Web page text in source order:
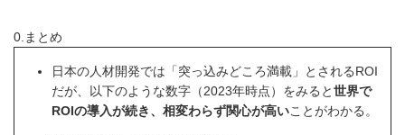
0.まとめ
日本の人材開発では「突っ込みどころ満載」とされるROI
だが、以下のような数字（2023年時点）をみると世界で
ROIの導入が続き、相変わらず関心が高いことがわかる。